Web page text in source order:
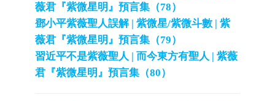
薇君『紫微星明』預言集（78）
鄧小平紫薇聖人誤解 | 紫微星/紫微斗數 | 紫
薇君『紫微星明』預言集（79）
習近平不是紫薇聖人 | 而今東方有聖人 | 紫薇
君『紫微星明』預言集（80）